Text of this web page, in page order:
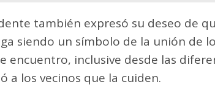
también expresó su deseo de
siendo un símbolo de la unión de
encuentro, inclusive desde las
a los vecinos que la cuiden.